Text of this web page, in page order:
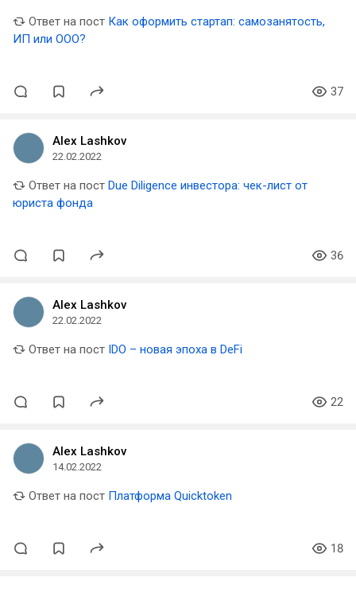
Ответ на пост Как оформить стартап: самозанятость,
ИП или ООО?
37
Alex Lashkov
22.02.2022
Ответ на пост Due Diligence инвестора: чек-лист от
юриста фонда
36
Alex Lashkov
22.02.2022
Ответ на пост IDO – новая эпоха в DeFi
22
Alex Lashkov
14.02.2022
Ответ на пост Платформа Quicktoken
18